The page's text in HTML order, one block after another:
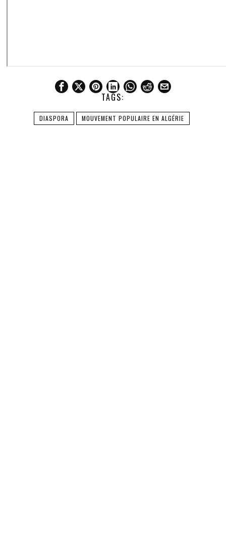
TAGS:
DIASPORA MOUVEMENT POPULAIRE EN ALGÉRIE